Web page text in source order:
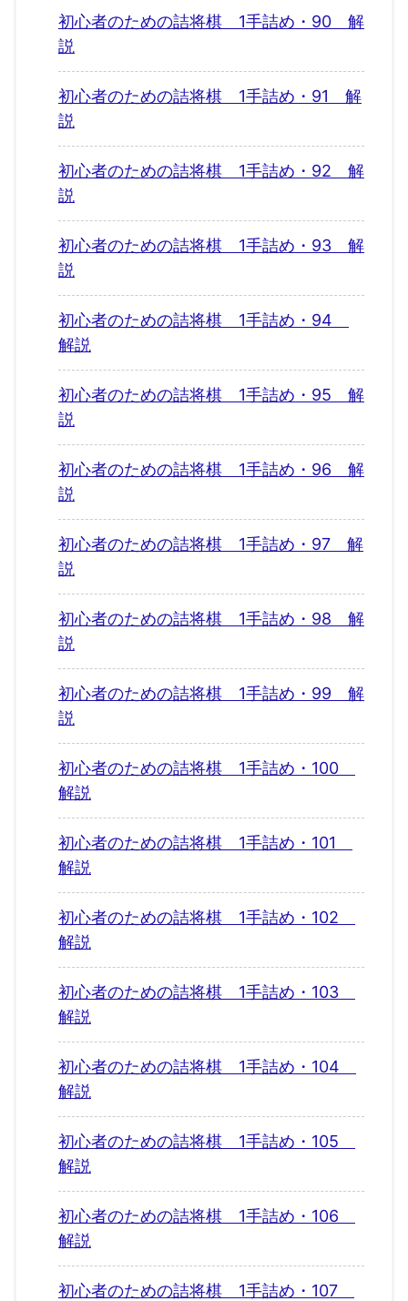
初心者のための詰将棋 1手詰め・90 解
説
初心者のための詰将棋 1手詰め・91 解
説
初心者のための詰将棋 1手詰め・92 解
説
初心者のための詰将棋 1手詰め・93 解
説
初心者のための詰将棋 1手詰め・94
解説
初心者のための詰将棋 1手詰め・95 解
説
初心者のための詰将棋 1手詰め・96 解
説
初心者のための詰将棋 1手詰め・97 解
説
初心者のための詰将棋 1手詰め・98 解
説
初心者のための詰将棋 1手詰め・99 解
説
初心者のための詰将棋 1手詰め・100
解説
初心者のための詰将棋 1手詰め・101
解説
初心者のための詰将棋 1手詰め・102
解説
初心者のための詰将棋 1手詰め・103
解説
初心者のための詰将棋 1手詰め・104
解説
初心者のための詰将棋 1手詰め・105
解説
初心者のための詰将棋 1手詰め・106
解説
初心者のための詰将棋 1手詰め・107